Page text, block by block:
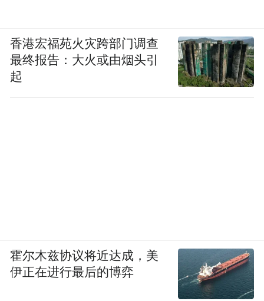
香港宏福苑火灾跨部门调查
最终报告：大火或由烟头引
起
霍尔木兹协议将近达成，美
伊正在进行最后的博弈